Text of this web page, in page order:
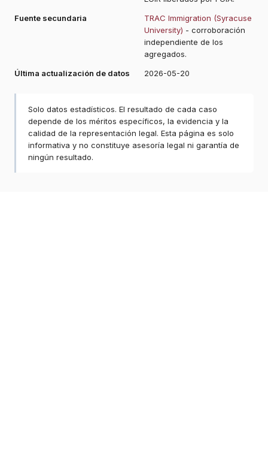
Fuente secundaria
TRAC Immigration (Syracuse
University) - corroboración
independiente de los
agregados.
Última actualización de datos
2026-05-20
Solo datos estadísticos. El resultado de cada caso
depende de los méritos específicos, la evidencia y la
calidad de la representación legal. Esta página es solo
informativa y no constituye asesoría legal ni garantía de
ningún resultado.